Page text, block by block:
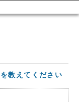
教えてください